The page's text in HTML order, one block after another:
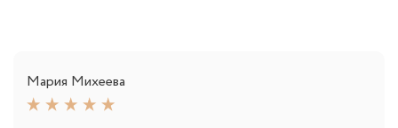
Мария Михеева